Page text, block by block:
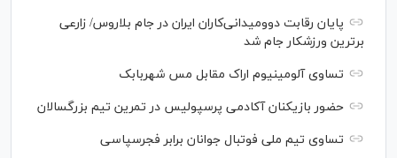
پایان رقابت دوومیدانی‌کاران ایران در جام بلاروس/ زارعی
برترین ورزشکار جام شد
تساوی آلومینیوم اراک مقابل مس شهربابک
حضور بازیکنان آکادمی پرسپولیس در تمرین تیم بزرگسالان
تساوی تیم ملی فوتبال جوانان برابر فجرسپاسی